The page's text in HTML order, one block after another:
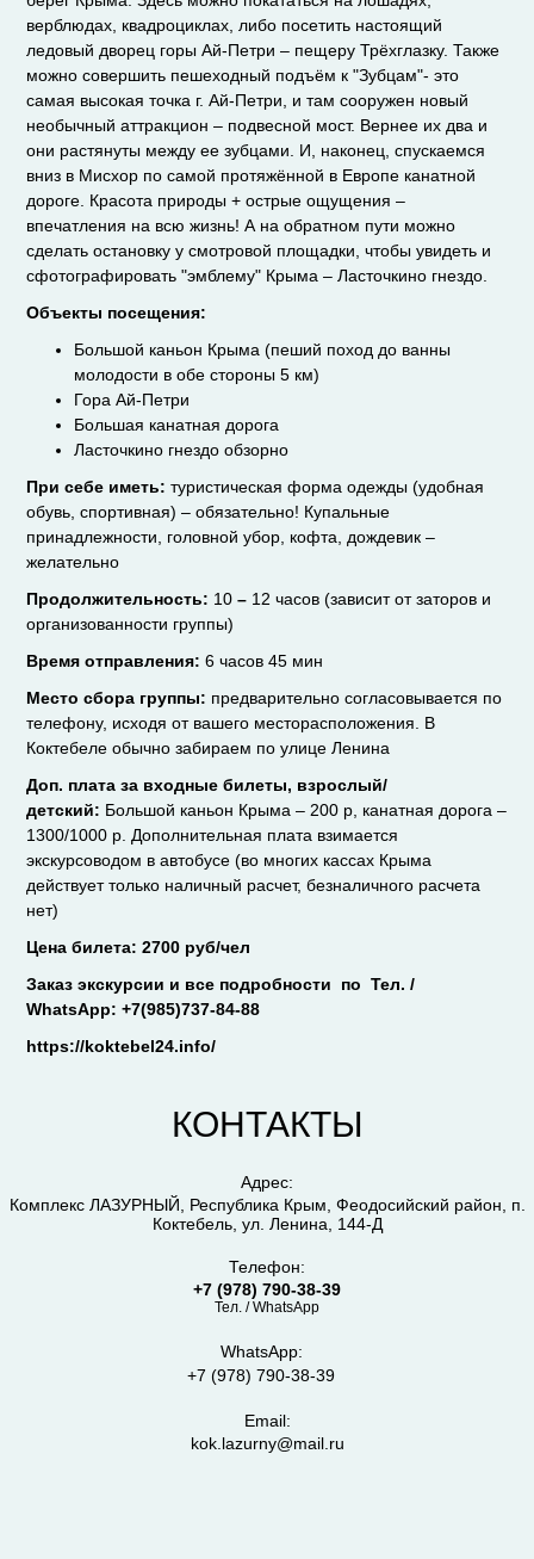
верблюдах, квадроциклах, либо посетить настоящий
ледовый дворец горы Ай-Петри – пещеру Трёхглазку. Также
можно совершить пешеходный подъём к "Зубцам"- это
самая высокая точка г. Ай-Петри, и там сооружен новый
необычный аттракцион – подвесной мост. Вернее их два и
они растянуты между ее зубцами. И, наконец, спускаемся
вниз в Мисхор по самой протяжённой в Европе канатной
дороге. Красота природы + острые ощущения –
впечатления на всю жизнь! А на обратном пути можно
сделать остановку у смотровой площадки, чтобы увидеть и
сфотографировать "эмблему" Крыма – Ласточкино гнездо.
Объекты посещения:
Большой каньон Крыма (пеший поход до ванны
молодости в обе стороны 5 км)
Гора Ай-Петри
Большая канатная дорога
Ласточкино гнездо обзорно
При себе иметь: туристическая форма одежды (удобная
обувь, спортивная) – обязательно! Купальные
принадлежности, головной убор, кофта, дождевик –
желательно
Продолжительность: 10 – 12 часов (зависит от заторов и
организованности группы)
Время отправления: 6 часов 45 мин
Место сбора группы: предварительно согласовывается по
телефону, исходя от вашего месторасположения. В
Коктебеле обычно забираем по улице Ленина
Доп. плата за входные билеты, взрослый/
детский: Большой каньон Крыма – 200 р, канатная дорога –
1300/1000 р. Дополнительная плата взимается
экскурсоводом в автобусе (во многих кассах Крыма
действует только наличный расчет, безналичного расчета
нет)
Цена билета: 2700 руб/чел
Заказ экскурсии и все подробности по Тел. /
WhatsApp: +7(985)737-84-88
https://koktebel24.info/
КОНТАКТЫ
Адрес:
Комплекс ЛАЗУРНЫЙ, Республика Крым, Феодосийский район, п.
Коктебель, ул. Ленина, 144-Д
Телефон:
+7 (978) 790-38-39
Тел. / WhatsApp
WhatsApp:
+7 (978) 790-38-39
Email:
kok.lazurny@mail.ru